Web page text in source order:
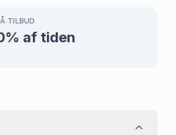
TILBUD
% af tiden